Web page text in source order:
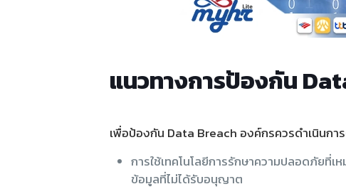
แนวทางการป้องกัน
เพื่อป้องกัน Data Breach องค์กรควรดำเนินกา
การใช้เทคโนโลยีการรักษาความปลอดภัยที่
ข้อมูลที่ไม่ได้รับอนุญาต